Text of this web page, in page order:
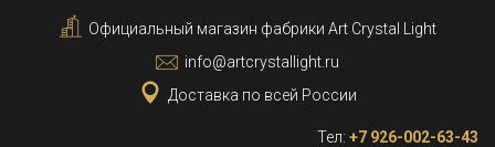
Официальный магазин фабрики Art Crystal Light
info@artcrystallight.ru
Доставка по всей России
Тел: +7 926-002-63-43